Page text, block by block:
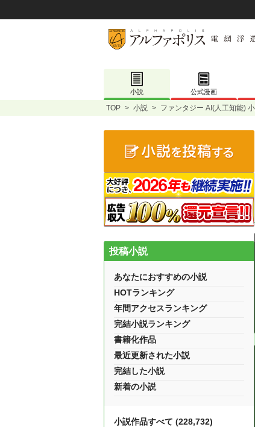
小説 公式漫画
TOP > 小説 > ファンタジー AI(人工知能)
投稿小説
あなたにおすすめの小説
HOTランキング
年間アクセスランキング
完結小説ランキング
書籍化作品
最近更新された小説
完結した小説
新着の小説
小説作品すべて (228,732)